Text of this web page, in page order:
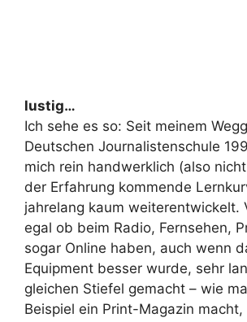
lustig…
Ich sehe es so: Seit meinem
Deutschen Journalistenschule
mich rein handwerklich (also
der Erfahrung kommende
jahrelang kaum weiterentwickelt.
egal ob beim Radio, Fernsehen,
sogar Online haben, auch wenn
Equipment besser wurde, sehr
gleichen Stiefel gemacht – wie
Beispiel ein Print-Magazin